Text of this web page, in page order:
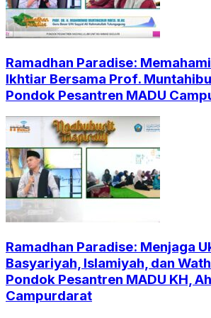
Ramadhan Paradise:
Ikhtiar Bersama Prof.
Pondok Pesantren MADU
Ramadhan Paradise: Menjaga
Basyariyah, Islamiyah, dan
Pondok Pesantren MADU KH,
Campurdarat